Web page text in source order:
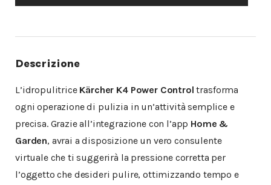
Descrizione
L’idropulitrice Kärcher K4 Power Control trasforma
ogni operazione di pulizia in un’attività semplice e
precisa. Grazie all’integrazione con l’app Home &
Garden, avrai a disposizione un vero consulente
virtuale che ti suggerirà la pressione corretta per
l’oggetto che desideri pulire, ottimizzando tempo e